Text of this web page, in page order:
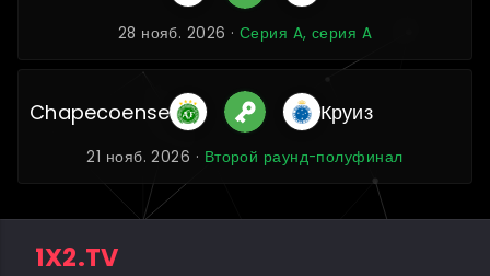
28 нояб. 2026 · Серия A, серия A
Chapecoense Круиз
21 нояб. 2026 · Второй раунд-полуфинал
1X2.TV